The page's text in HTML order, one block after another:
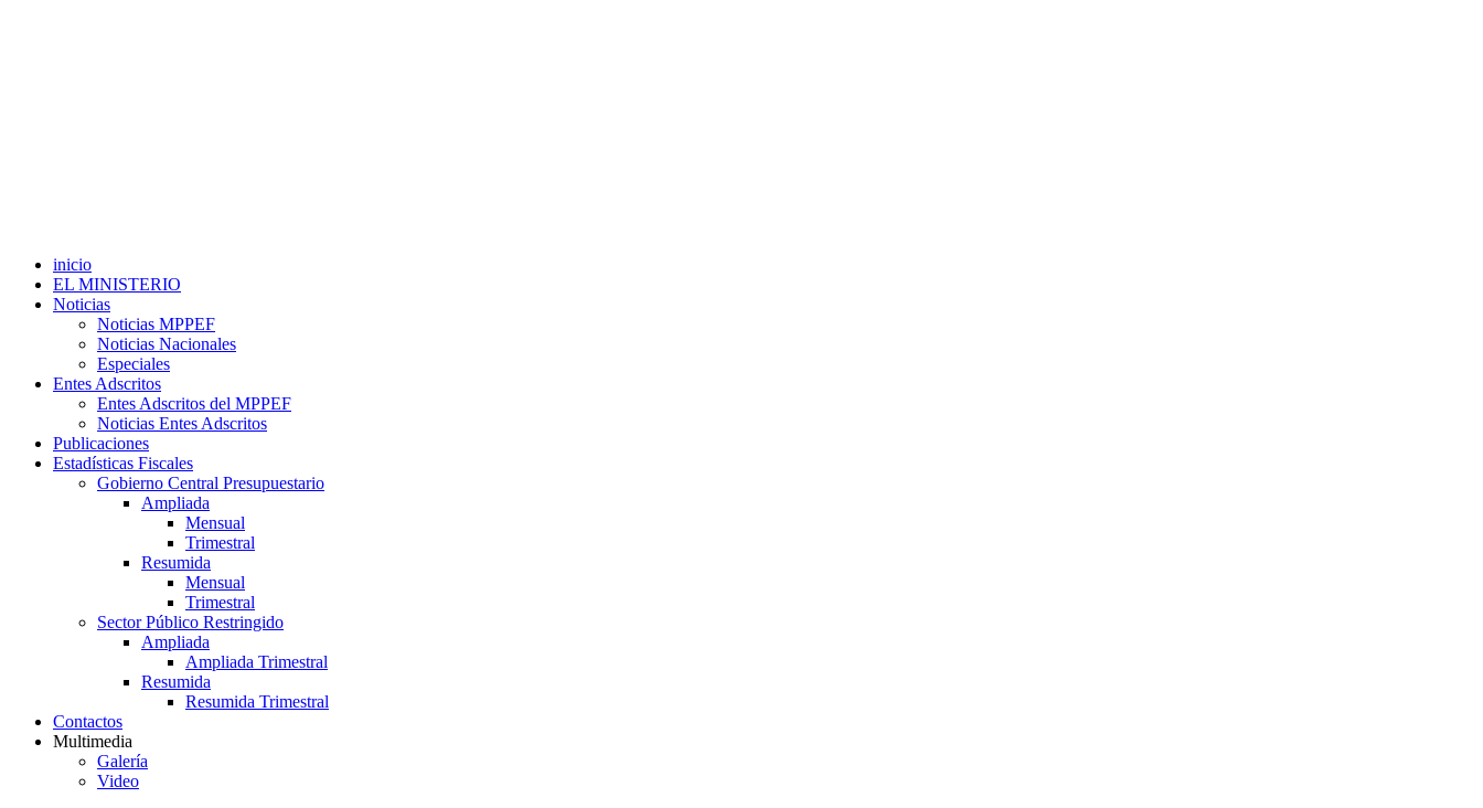
inicio
EL MINISTERIO
Noticias
Noticias MPPEF
Noticias Nacionales
Especiales
Entes Adscritos
Entes Adscritos del MPPEF
Noticias Entes Adscritos
Publicaciones
Estadísticas Fiscales
Gobierno Central Presupuestario
Ampliada
Mensual
Trimestral
Resumida
Mensual
Trimestral
Sector Público Restringido
Ampliada
Ampliada Trimestral
Resumida
Resumida Trimestral
Contactos
Multimedia
Galería
Video